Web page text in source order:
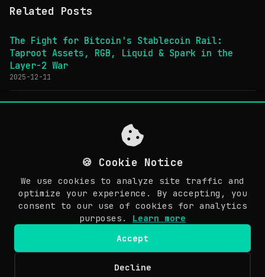
Related Posts
The Fight for Bitcoin's Stablecoin Rail:
Taproot Assets, RGB, Liquid & Spark in the
Layer-2 War
2025-12-11
The Complete Guide to TON Blockchain:
2024-12-01
Lightning Network White Paper (繁中)
2018-11-11
© Copyright 2026 Awesome Doge. Last updated: March 30, 2026.
🍪 Cookie Notice
We use cookies to analyze site traffic and
optimize your experience. By accepting, you
consent to our use of cookies for analytics
purposes. Learn more
Accept
Decline